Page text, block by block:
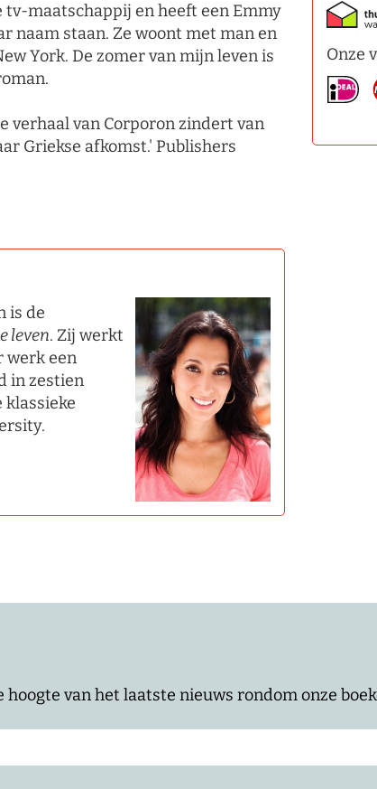
tv-maatschappij en heeft een Emmy
naam staan. Ze woont met man en
York. De zomer van mijn leven is
verhaal van Corporon zindert van
Griekse afkomst.' Publishers
is de
leven. Zij werkt
werk een
in zestien
klassieke
Onze
van het laatste nieuws rondom onze